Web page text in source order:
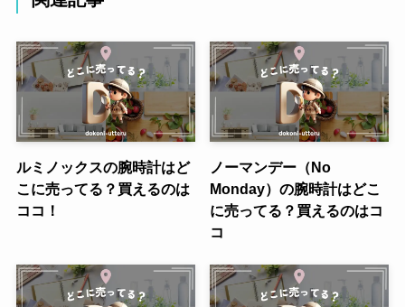
ルミノックスの腕時計はど
こに売ってる？買えるのは
ココ！
ノーマンデー（No
Monday）の腕時計はどこ
に売ってる？買えるのはコ
コ